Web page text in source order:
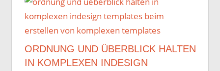
ORDNUNG UND ÜBERBLICK HALTEN
IN KOMPLEXEN INDESIGN